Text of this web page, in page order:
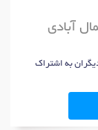
آبادی
به اشتراک